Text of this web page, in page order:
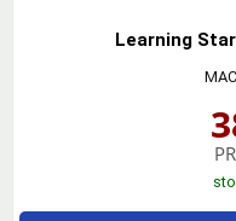
Learning